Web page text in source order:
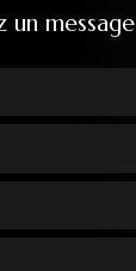
un message